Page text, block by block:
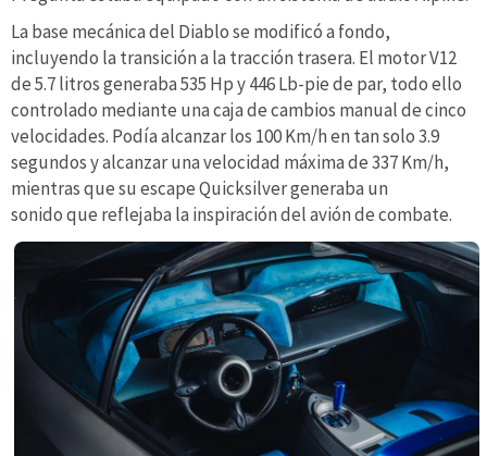
La base mecánica del Diablo se modificó a fondo,
incluyendo la transición a la tracción trasera. El motor V12
de 5.7 litros generaba 535 Hp y ​​446 Lb-pie de par, todo ello
controlado mediante una caja de cambios manual de cinco
velocidades. Podía alcanzar los 100 Km/h en tan solo 3.9
segundos y alcanzar una velocidad máxima de 337 Km/h,
mientras que su escape Quicksilver generaba un
sonido que reflejaba la inspiración del avión de combate.